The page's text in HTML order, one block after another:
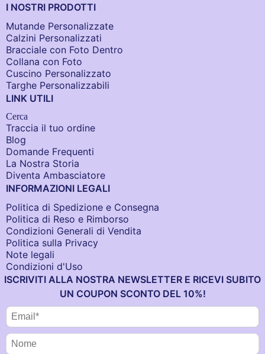
I NOSTRI PRODOTTI
Mutande Personalizzate
Calzini Personalizzati
Bracciale con Foto Dentro​
Collana con Foto
Cuscino Personalizzato
Targhe Personalizzabili
LINK UTILI
Cerca
Traccia il tuo ordine
Blog
Domande Frequenti
La Nostra Storia
Diventa Ambasciatore
INFORMAZIONI LEGALI
Politica di Spedizione e Consegna
Politica di Reso e Rimborso
Condizioni Generali di Vendita
Politica sulla Privacy
Note legali
Condizioni d'Uso
ISCRIVITI ALLA NOSTRA NEWSLETTER E RICEVI SUBITO
UN COUPON SCONTO DEL 10%!